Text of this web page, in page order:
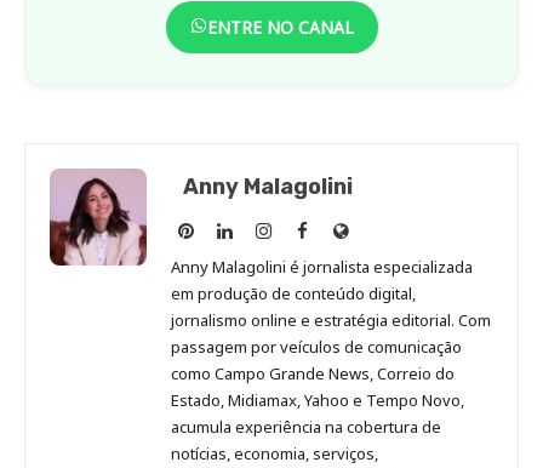
ENTRE NO CANAL
Anny Malagolini
Anny
Malagolini
no
Pinterest
Anny
Malagolini
no
LinkedIn
Anny
Malagolini
no
Instagram
Anny
Malagolini
no
Facebook
Site
de
Anny
Malagolini
Anny Malagolini é jornalista especializada
em produção de conteúdo digital,
jornalismo online e estratégia editorial. Com
passagem por veículos de comunicação
como Campo Grande News, Correio do
Estado, Midiamax, Yahoo e Tempo Novo,
acumula experiência na cobertura de
notícias, economia, serviços,